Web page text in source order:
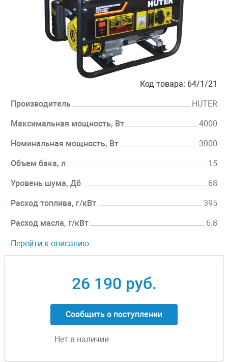
Код товара: 64/1/21
Производитель HUTER
Максимальная мощность, Вт 4000
Номинальная мощность, Вт 3000
Объем бака, л 15
Уровень шума, Дб 68
Расход топлива, г/кВт 395
Расход масла, г/кВт 6.8
Перейти к описанию
26 190 руб.
Сообщить о поступлении
Нет в наличии